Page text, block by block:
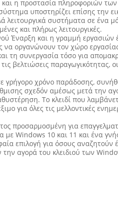
η προστασία πληροφοριών
υποστηρίζει επίσης την
λειτουργικά συστήματα σε ένα
και πλήρως λειτουργικές.
Έναρξη και η γραμμή εργασιών
να οργανώνουν τον χώρο
τη συνεργασία τόσο για
βελτιώσεις παραγωγικότητας,
γρήγορο χρόνο παράδοσης,
σχεδόν αμέσως μετά την
Το κλειδί που
για όλες τις μελλοντικές
προσαρμοσμένη για
Windows 10 και 11 και ένα
επιλογή για όσους αναζητούν
την αγορά του κλειδιού των